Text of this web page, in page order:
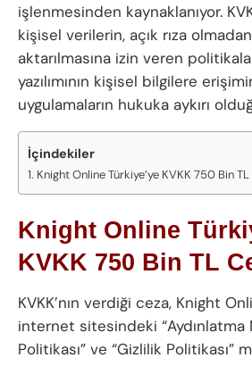
işlenmesinden kaynaklanıyor.
kişisel verilerin, açık rıza
aktarılmasına izin veren
yazılımının kişisel bilgilere
uygulamaların hukuka aykırı
İçindekiler
Knight Online Türkiye’ye KVKK 750 Bin
Knight Online
KVKK 750 Bin TL
KVKK’nın verdiği ceza, Knight
internet sitesindeki “Aydınlatma
Politikası” ve “Gizlilik Politikası”